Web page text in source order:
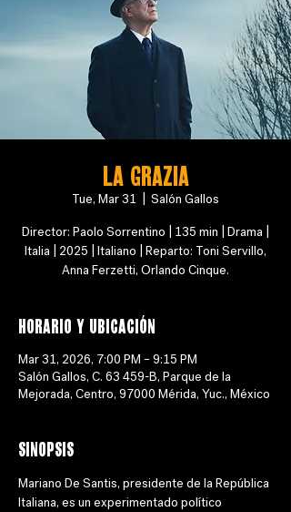
LA GRAZIA
Tue, Mar 31
Salón Gallos
Director: Paolo Sorrentino | 135 min | Drama |
Italia | 2025 | Italiano | Reparto: Toni Servillo,
Anna Ferzetti, Orlando Cinque.
Horario y ubicación
Mar 31, 2026, 7:00 PM – 9:15 PM
Salón Gallos, C. 63 459-B, Parque de la
Mejorada, Centro, 97000 Mérida, Yuc., México
Sinopsis
Mariano De Santis, presidente de la República
Italiana, es un experimentado político